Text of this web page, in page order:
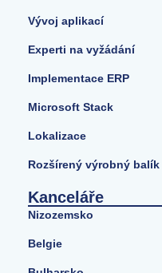
Vývoj aplikací
Experti na vyžádání
Implementace ERP
Microsoft Stack
Lokalizace
Rozšírený výrobný balík
Kanceláře
Nizozemsko
Belgie